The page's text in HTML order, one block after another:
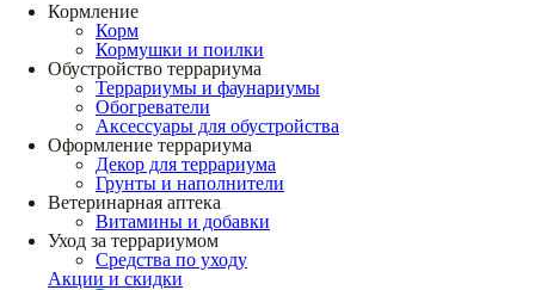
Кормление
Корм
Кормушки и поилки
Обустройство террариума
Террариумы и фаунариумы
Обогреватели
Аксессуары для обустройства
Оформление террариума
Декор для террариума
Грунты и наполнители
Ветеринарная аптека
Витамины и добавки
Уход за террариумом
Средства по уходу
Акции и скидки